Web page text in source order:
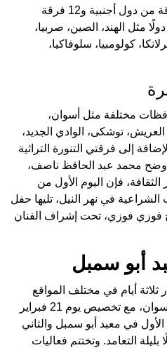
فيه 25 فرقة فنية، منها 13 فرقة من دول أجنبية و12 فرقة
مثل الهند، الصين، صربيا،
كولومبيا، سلوفاكيا،
مختلفة مثل أسوان،
توشكى، الوادي الجديد،
إلى فرقتي التنورة التراثية
أوضح محمد عبد الحافظ ناصف،
فإن اليوم الأول من
الشراعية في نهر النيل، تليها حفل
فوزي فوزي، تحت إشراف الفنان
أبو سمبل
أيام في مختلف المواقع
الثقافية والمزارات السياحية بأسوان، مع تخصيص يوم 21 فبراير
في معبد أبو سمبل والثاني
التعامد. وتختتم فعاليات